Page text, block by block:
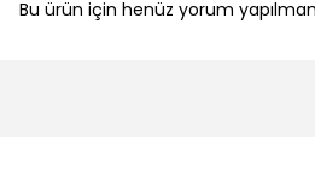
Bu ürün için henüz yorum